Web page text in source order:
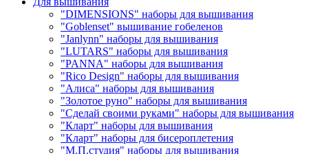
"DIMENSIONS" наборы для вышивания
"Goblenset" вышивание гобеленов
"Janlynn" наборы для вышивания
"LUTARS" наборы для вышивания
"PANNA" наборы для вышивания
"Rico Design" наборы для вышивания
"Алиса" наборы для вышивания
"Золотое руно" наборы для вышивания
"Сделай своими руками" наборы для вышивания
"Кларт" наборы для вышивания
"Кларт" наборы для бисероплетения
"М.П.студия" наборы для вышивания